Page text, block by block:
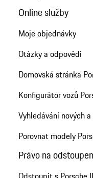
Online služby
Moje objednávky
Otázky a odpovědi
Domovská stránka
Konfigurátor vozů
Vyhledávání nových
Porovnat modely
Právo na